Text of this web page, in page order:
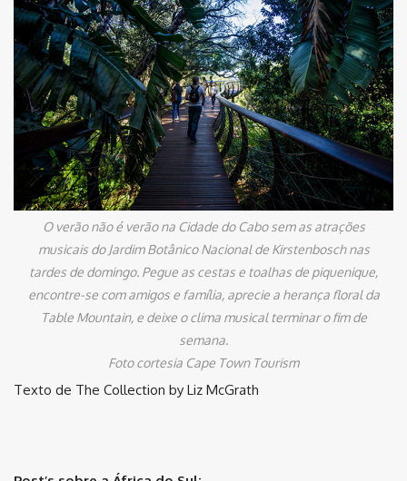
O verão não é verão na Cidade do Cabo sem as atrações
musicais do Jardim Botânico Nacional de Kirstenbosch nas
tardes de domingo. Pegue as cestas e toalhas de piquenique,
encontre-se com amigos e família, aprecie a herança floral da
Table Mountain, e deixe o clima musical terminar o fim de
semana.
Foto cortesia Cape Town Tourism
Texto de The Collection by Liz McGrath